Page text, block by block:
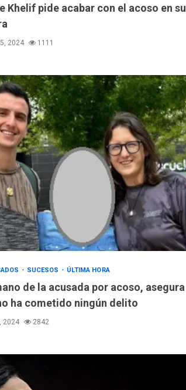
Khelif pide acabar con el acoso en su
2024 1111
SUCESOS ÚLTIMA HORA
de la acusada por acoso, asegura
ha cometido ningún delito
2024 2842